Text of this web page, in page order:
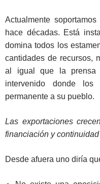
Actualmente
hace décadas. Está
domina todos los
cantidades de recursos,
al igual que la prensa
intervenido donde los
permanente a su pueblo.
Las exportaciones
financiación y
Desde afuera uno diría